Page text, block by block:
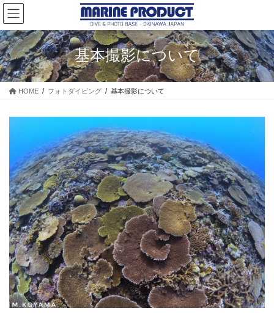
コ
ン
テ
ン
ツ
に
移
ナ
ビ
ゲ
ー
シ
ョ
ン
基本撮影について
HOME フォトダイビング 基本撮影について